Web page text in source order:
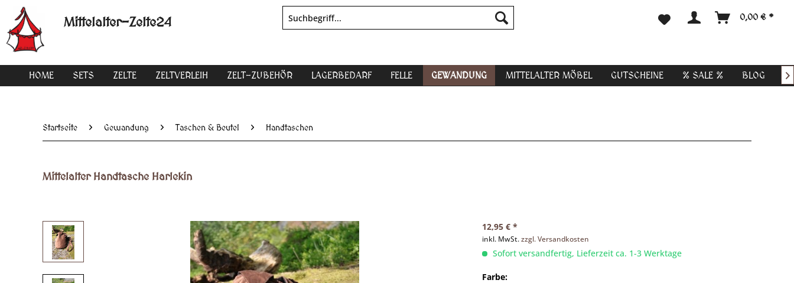
Mittelalter-Zelte24 0,00 € *
HOME SETS ZELTE ZELTVERLEIH ZELT-ZUBEHÖR LAGERBEDARF FELLE GEWANDUNG MITTELALTER MÖBEL GUTSCHEINE % SALE % BLOG 
Startseite Gewandung Taschen & Beutel Handtaschen
Mittelalter Handtasche Harlekin
12,95 € *
inkl. MwSt.zzgl. Versandkosten
Sofort versandfertig, Lieferzeit ca. 1-3 Werktage
Farbe: